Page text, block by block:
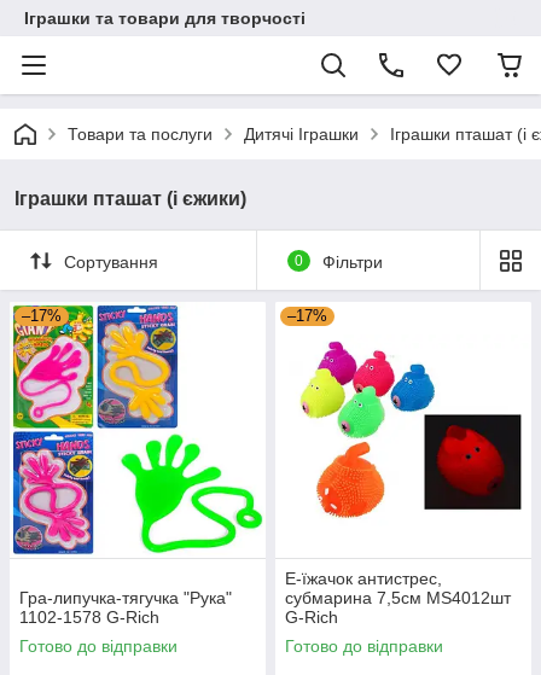
Іграшки та товари для творчості
Товари та послуги Дитячі Іграшки Іграшки пташат (і
Іграшки пташат (і єжики)
Сортування 0 Фільтри
–17%
Гра-липучка-тягучка "Рука"
1102-1578 G-Rich
Готово до відправки
–17%
Е-їжачок антистрес,
субмарина 7,5см MS4012шт
G-Rich
Готово до відправки